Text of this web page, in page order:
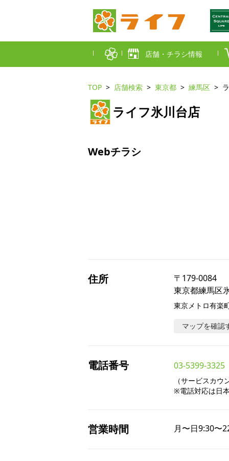
店舗・チラシ情報
東京都
大阪市
TOP 店舗検索 東京都 練馬区
ライフ氷川台店
Webチラシ
住所 〒 179-0084
東京都練馬区
東京メトロ有楽
マップを確認
電話番号 03-5399-3325
（サービスカ
※電話対応は日
営業時間 月〜日9:30〜